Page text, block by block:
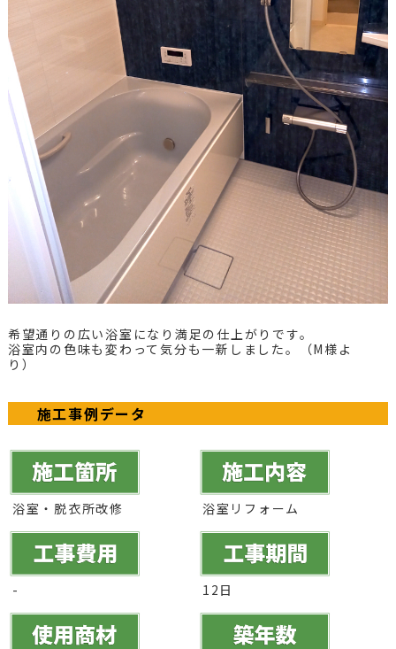
希望通りの広い浴室になり満足の仕上がりです。
浴室内の色味も変わって気分も一新しました。
（M様よ
り）
施工事例データ
浴室・脱衣所改修 浴室リフォーム
- 12日